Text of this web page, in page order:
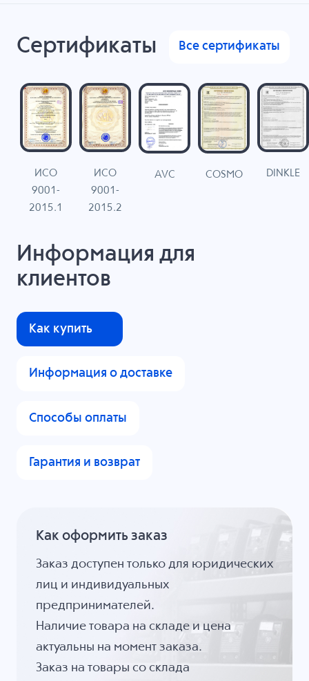
Сертификаты Все сертификаты
ИСО
9001-
2015.1
ИСО
9001-
2015.2
AVC COSMO DINKLE
Информация для
клиентов
Как купить
Информация о доставке
Способы оплаты
Гарантия и возврат
Как оформить заказ
Заказ доступен только для юридических
лиц и индивидуальных
предпринимателей.
Наличие товара на складе и цена
актуальны на момент заказа.
Заказ на товары со склада